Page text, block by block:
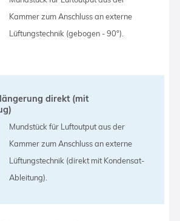
Kammer zum Anschluss an externe
Lüftungstechnik (gebogen - 90°).
direkt (mit
Mundstück für Luftoutput aus der
Kammer zum Anschluss an externe
Lüftungstechnik (direkt mit Kondensat-
Ableitung).